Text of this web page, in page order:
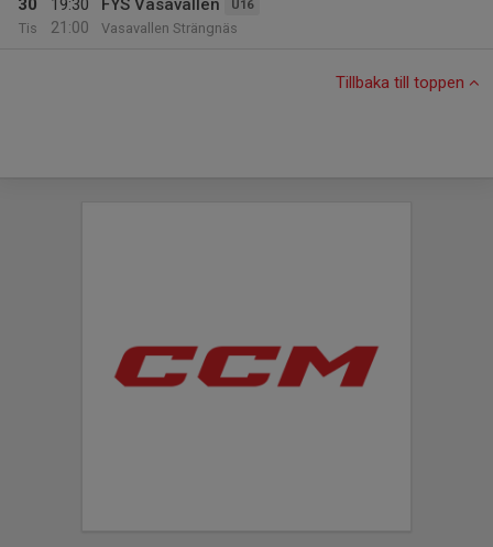
30
Tis
19:30
21:00
FYS Vasavallen U16
Vasavallen Strängnäs
Tillbaka till toppen